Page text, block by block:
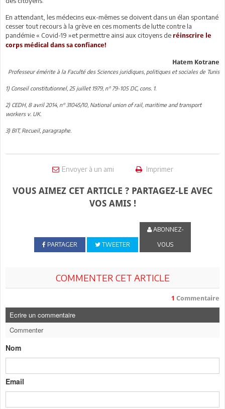
En attendant, les médecins eux-mêmes se doivent dans un élan spontané
cesser tout recours à la grève en ces moments de lutte contre la
pandémie « Covid-19 »et permettre ainsi aux citoyens de réinscrire le
corps médical dans sa confiance!
Hatem Kotrane
Professeur émérite à la Faculté des Sciences juridiques, politiques et sociales de Tunis
1) Conseil constitutionnel, 25 juillet 1979, n° 79-105 DC, cons. 1.
2) CEDH, 8 avril 2014, n° 31045/10, National union of rail, maritime and transport
workers v. UK.
3) BIT, Recueil, paragraphe.
Envoyer à un ami Imprimer
VOUS AIMEZ CET ARTICLE ? PARTAGEZ-LE AVEC
VOS AMIS !
PARTAGER TWEETER
ABONNEZ-
VOUS
COMMENTER CET ARTICLE
1 Commentaire
Ecrire un commentaire
Commenter
Nom
Email